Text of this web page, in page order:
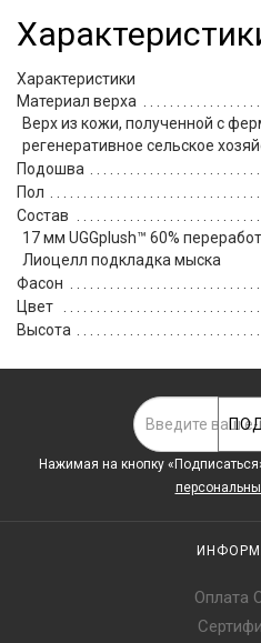
Характеристики
Материал верха
Верх из кожи, полученной с
регенеративное сельское
Подошва
Пол
Состав
17 мм UGGplush™ 60%
Лиоцелл подкладка мыска
Фасон
Цвет
Высота
Нажимая на кнопку
Оплата